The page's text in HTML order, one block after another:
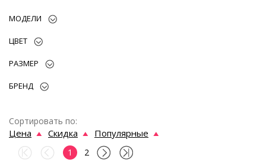
МОДЕЛИ
ЦВЕТ
РАЗМЕР
БРЕНД
Сортировать по:
Цена Скидка Популярные
1 2